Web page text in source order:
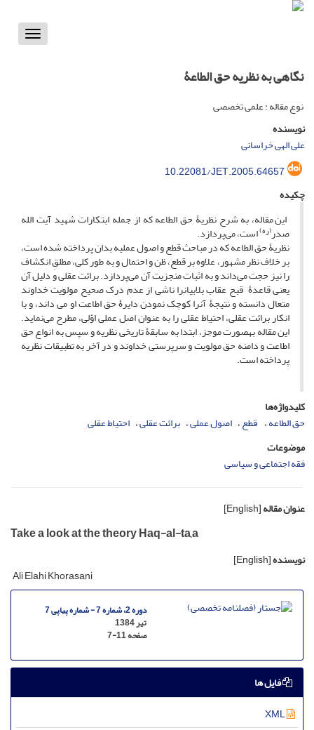
Toggle
نگاهی به نظریه حق الطاعۀ
نوع مقاله : علمی تخصصی
نویسنده
علی الهی خراسانی
10.22081/JET.2005.64657
چکیده
این مقاله، به شرح نظریۀ حق الطاعه که از جمله ابتکارات شهید آیت الله
صدر(ره)است، می‌پردازد.
نظریۀ حق الطاعه که در مباحث قطع و اصول عملیه بدان پرداخته شده است،
بر خلاف نظر مشهور، علاوه بر قطع، ظن و احتمال و به طور کلی، مطلقِ انکشاف
را نیز حجت می‌داند و به اثبات منجزیت آن می‌پردازد. برائت عقلی و دلیل آن
یعنی قاعدۀ قبح عقاب بلابیان‏را ناشی از عدم درک صحیح مولویت خداوند
متعال دانسته و نتیجۀ آن‏را کوچک نمودن دایرۀ حق اطاعت او می داند، و با
انکار برائت عقلی، احتیاط عقلی را به عنوان اصل عملی اوّلی، مطرح می‌نماید.
این مقاله به‏صورت موجز، ابتدا به سابقۀ تاریخی نظریه و سپس به انواع حق
اطاعت و دامنه حق مولویت و سرپرستی خداوند و در آخر به تطبیقات نظریه
پرداخته است.
کلیدواژه‌ها
حق الطاعه
‏ قطع ‏اصول عملی‏ ‏برائت عقلی‏ احتیاط عقلی
موضوعات
فقه اجتماعی و سیاسی
عنوان مقاله[English]
Take a look at the theory Haq-al-ta,a
نویسنده[English]
Ali Elahi Khorasani
دوره 2، شماره 7 - شماره پیاپی 7
تیر 1384
صفحه7-11
فایل ها